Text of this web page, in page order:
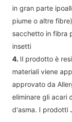
in gran parte
piume o altre
sacchetto in fibra
insetti
4. Il prodotto è
materiali viene
approvato da
eliminare gli acari
d'asma. I prodotti